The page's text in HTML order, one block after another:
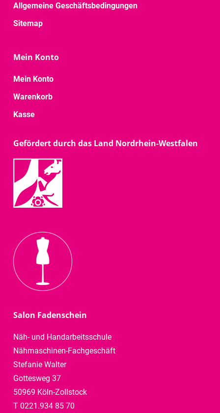
Allgemeine Geschäftsbedingungen
Sitemap
Mein Konto
Mein Konto
Warenkorb
Kasse
Gefördert durch das Land Nordrhein-Westfalen
Salon Fadenschein
Näh- und Handarbeitsschule
Nähmaschinen-Fachgeschäft
Stefanie Walter
Gottesweg 37
50969 Köln-Zollstock
T 0221.934 85 70